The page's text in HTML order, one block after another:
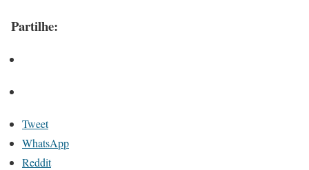
Partilhe:
Tweet
WhatsApp
Reddit